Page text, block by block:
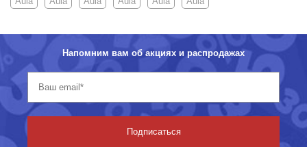
Напомним вам об акциях и распродажах
Подписаться